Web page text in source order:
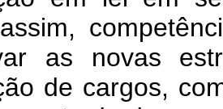
as novas
de cargos,